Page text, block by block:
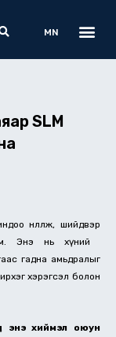
Search
MN
SLM
нөлөөлж, шийдвэр
Энэ нь хүний
гадна ​​амьдралыг
хэрэгсэл болон
энэ хиймэл оюун